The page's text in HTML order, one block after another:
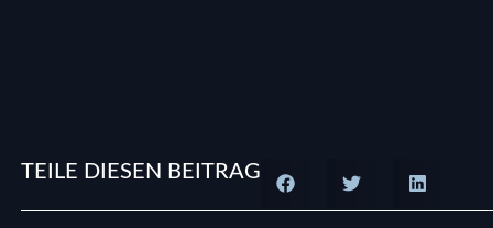
TEILE DIESEN BEITRAG